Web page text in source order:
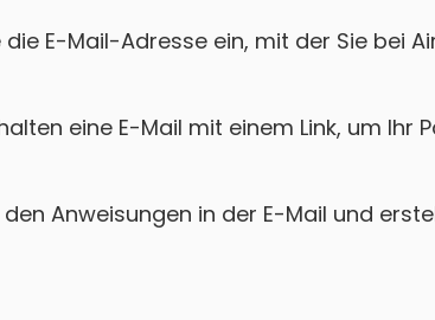
E-Mail-Adresse ein, mit der Sie bei
eine E-Mail mit einem Link, um Ihr
Anweisungen in der E-Mail und